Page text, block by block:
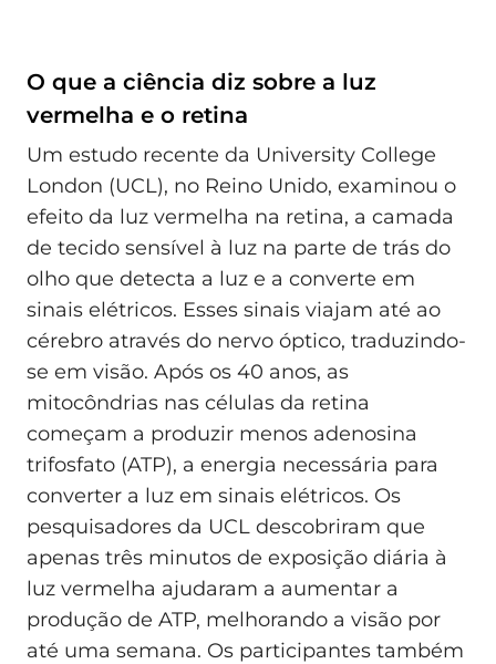
O que a ciência diz sobre a luz
vermelha e o retina
Um estudo recente da University College
London (UCL), no Reino Unido, examinou o
efeito da luz vermelha na retina, a camada
de tecido sensível à luz na parte de trás do
olho que detecta a luz e a converte em
sinais elétricos. Esses sinais viajam até ao
cérebro através do nervo óptico, traduzindo-
se em visão. Após os 40 anos, as
mitocôndrias nas células da retina
começam a produzir menos adenosina
trifosfato (ATP), a energia necessária para
converter a luz em sinais elétricos. Os
pesquisadores da UCL descobriram que
apenas três minutos de exposição diária à
luz vermelha ajudaram a aumentar a
produção de ATP, melhorando a visão por
até uma semana. Os participantes também